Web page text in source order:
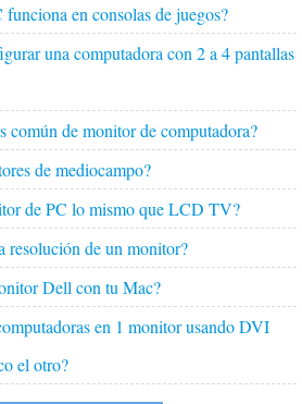
en consolas de juegos?
una computadora con 2 a 4 pantallas
común de monitor de computadora?
de mediocampo?
de PC lo mismo que LCD TV?
resolución de un monitor?
Dell con tu Mac?
en 1 monitor usando DVI
el otro?